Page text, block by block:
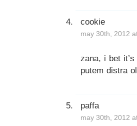
cookie
may 30th, 2012
zana, i bet
putem distra
paffa
may 30th, 2012